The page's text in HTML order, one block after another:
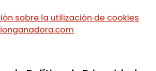
sobre la utilización de cookies